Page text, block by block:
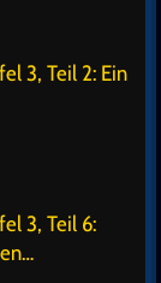
3, Teil 2: Ein
3, Teil 6: